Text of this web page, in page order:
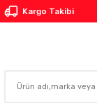
Kargo Takibi